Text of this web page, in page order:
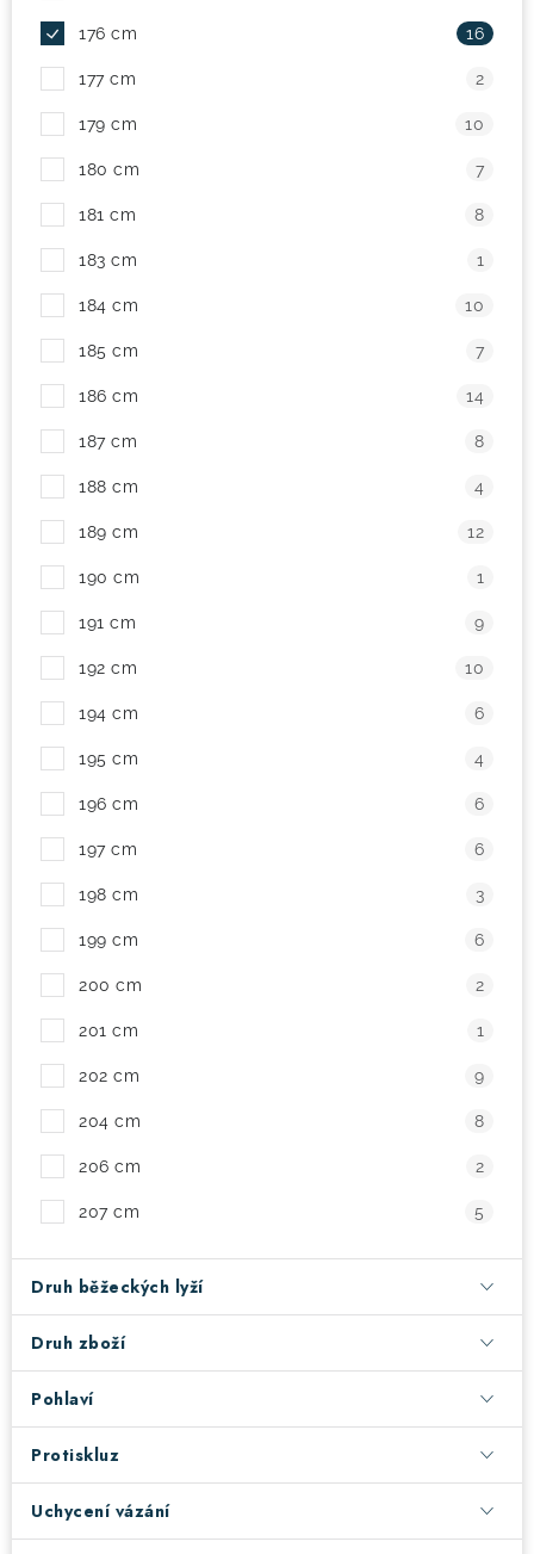
176 cm 16
177 cm 2
179 cm 10
180 cm 7
181 cm 8
183 cm 1
184 cm 10
185 cm 7
186 cm 14
187 cm 8
188 cm 4
189 cm 12
190 cm 1
191 cm 9
192 cm 10
194 cm 6
195 cm 4
196 cm 6
197 cm 6
198 cm 3
199 cm 6
200 cm 2
201 cm 1
202 cm 9
204 cm 8
206 cm 2
207 cm 5
Druh běžeckých lyží
Druh zboží
Pohlaví
Protiskluz
Uchycení vázání